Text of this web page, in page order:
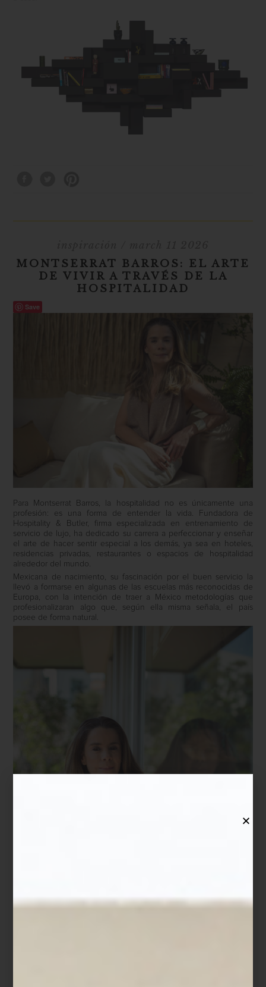
MONTSERRAT BARROS: EL ARTE
DE VIVIR A TRAVÉS DE LA
HOSPITALIDAD
Save
Para Montserrat Barros, la hospitalidad no es únicamente una
profesión: es una forma de entender la vida. Fundadora de
Hospitality & Butler, firma especializada en entrenamiento de
servicio de lujo, ha dedicado su carrera a perfeccionar y enseñar
el arte de hacer sentir especial a los demás, ya sea en hoteles,
residencias privadas, restaurantes o espacios de hospitalidad
alrededor del mundo.
Mexicana de nacimiento, su fascinación por el buen servicio la
llevó a formarse en algunas de las escuelas más reconocidas de
Europa, con la intención de traer a México metodologías que
profesionalizaran algo que, según ella misma señala, el país
posee de forma natural.